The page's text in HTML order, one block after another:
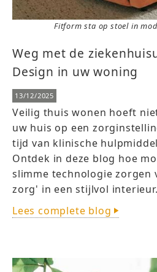
Fitform sta op stoel in
Weg met de
Design in uw woning
13/12/2025
Veilig thuis wonen hoeft
uw huis op een
tijd van klinische
Ontdek in deze blog hoe
slimme technologie zorgen
zorg' in een stijlvol interieur.
Lees complete blog